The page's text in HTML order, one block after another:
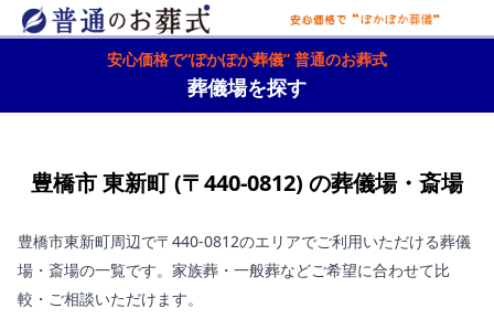
安心価格で“ぽかぽか葬儀” 普通のお葬式
葬儀場を探す
豊橋市 東新町 (〒440-0812) の葬儀場・斎場
豊橋市東新町周辺で〒440-0812のエリアでご利用いただける葬儀
場・斎場の一覧です。家族葬・一般葬などご希望に合わせて比
較・ご相談いただけます。